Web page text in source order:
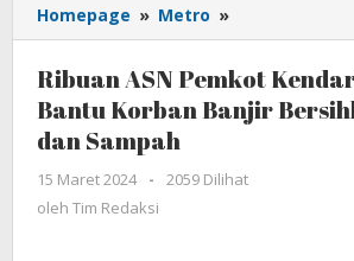
Homepage » Metro »
ASN
Kendari
Kompak
Banjir
Ribuan ASN Pemkot
Bantu Korban Banjir
dan Sampah
15 Maret 2024
oleh
Tim
-
2059 Dilihat
oleh Tim Redaksi